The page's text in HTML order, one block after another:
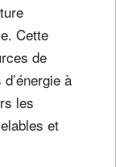
Cette
de
à
les
et